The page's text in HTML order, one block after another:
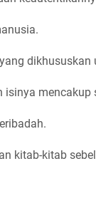
dikhususkan
mencakup
kitab-kitab